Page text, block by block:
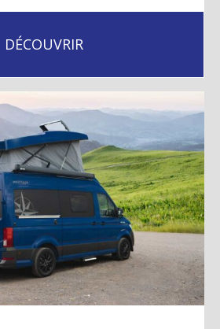
DÉCOUVRIR